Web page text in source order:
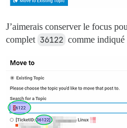
J’aimerais conserver le focus
complet 36122 comme indiqué